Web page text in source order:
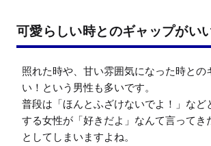
可愛らしい時とのギャップがい
照れた時や、甘い雰囲気になった時との
い！という男性も多いです。
普段は「ほんとふざけないでよ！」など
する女性が「好きだよ」なんて言ってき
としてしまいますよね。